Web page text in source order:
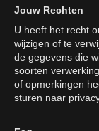
Jouw Rechten
U heeft het recht
wijzigen of te
de gegevens die
soorten
of opmerkingen
sturen naar